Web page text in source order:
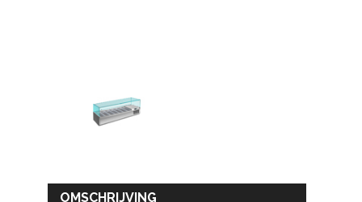
OMSCHRIJVING